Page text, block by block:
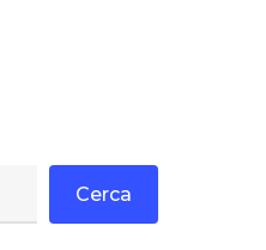
Cerca